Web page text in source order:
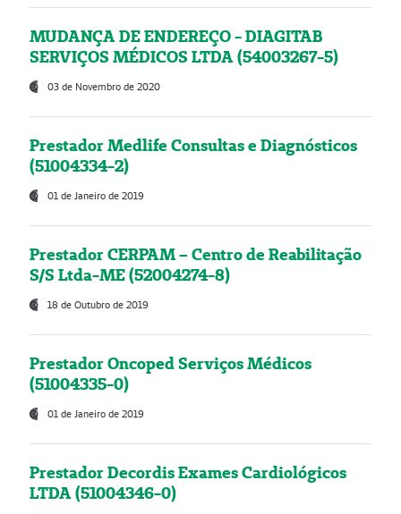
MUDANÇA DE ENDEREÇO - DIAGITAB
SERVIÇOS MÉDICOS LTDA (54003267-5)
03 de Novembro de 2020
Prestador Medlife Consultas e Diagnósticos
(51004334-2)
01 de Janeiro de 2019
Prestador CERPAM – Centro de Reabilitação
S/S Ltda-ME (52004274-8)
18 de Outubro de 2019
Prestador Oncoped Serviços Médicos
(51004335-0)
01 de Janeiro de 2019
Prestador Decordis Exames Cardiológicos
LTDA (51004346-0)